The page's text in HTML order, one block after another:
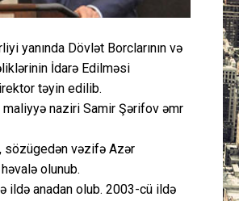
Peşə etikası
Əlaqə
yanında Dövlət Borclarının və
İdarə Edilməsi
təyin edilib.
maliyyə naziri Samir Şərifov əmr
sözügedən vəzifə Azər
olunub.
ildə anadan olub. 2003-cü ildə